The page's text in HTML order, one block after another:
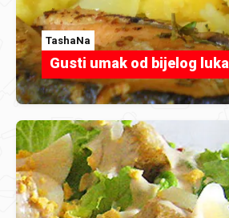
TashaNa
Gusti umak od bijelog luka